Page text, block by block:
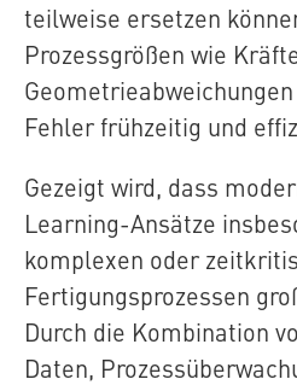
teilweise ersetzen
Prozessgrößen wie
Fehler frühzeitig und
Gezeigt wird, dass
Learning-Ansätze
komplexen oder
Fertigungsprozessen
Durch die Kombination
Daten,